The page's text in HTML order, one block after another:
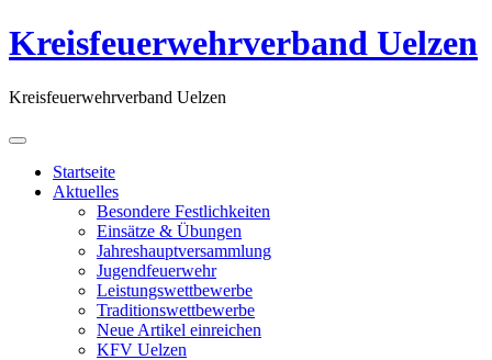
Kreisfeuerwehrverband Uelzen
Kreisfeuerwehrverband Uelzen
Startseite
Aktuelles
Besondere Festlichkeiten
Einsätze & Übungen
Jahreshauptversammlung
Jugendfeuerwehr
Leistungswettbewerbe
Traditionswettbewerbe
Neue Artikel einreichen
KFV Uelzen